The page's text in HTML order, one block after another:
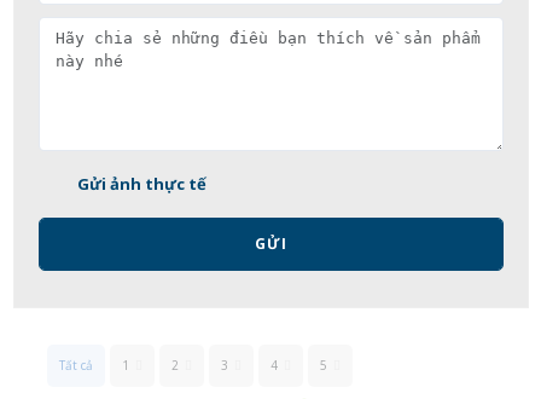
Gửi ảnh thực tế
GỬI
Tất cả 1 2 3 4 5